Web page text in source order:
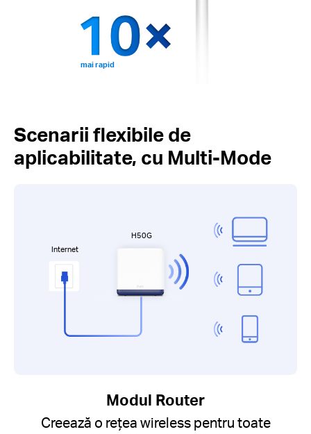
mai rapid
Scenarii flexibile de
aplicabilitate, cu Multi-Mode
Internet
H50G
Modul Router
Creează o rețea wireless pentru toate